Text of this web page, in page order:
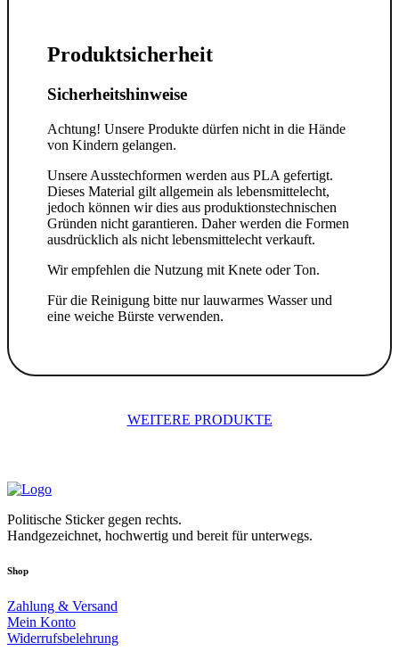
Produktsicherheit
Sicherheitshinweise
Achtung! Unsere Produkte dürfen nicht in die Hände
von Kindern gelangen.
Unsere Ausstechformen werden aus PLA gefertigt.
Dieses Material gilt allgemein als lebensmittelecht,
jedoch können wir dies aus produktionstechnischen
Gründen nicht garantieren. Daher werden die Formen
ausdrücklich als nicht lebensmittelecht verkauft.
Wir empfehlen die Nutzung mit Knete oder Ton.
Für die Reinigung bitte nur lauwarmes Wasser und
eine weiche Bürste verwenden.
WEITERE PRODUKTE
Politische Sticker gegen rechts.
Handgezeichnet, hochwertig und bereit für unterwegs.
Shop
Zahlung & Versand
Mein Konto
Widerrufsbelehrung